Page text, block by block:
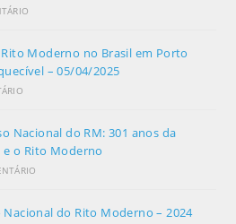
Moderno no Brasil em Porto
– 05/04/2025
Nacional do RM: 301 anos da
o Rito Moderno
do Rito Moderno – 2024